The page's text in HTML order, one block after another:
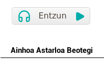
Ainhoa Astarloa Beotegi